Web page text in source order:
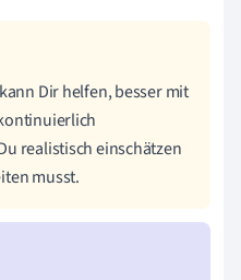
Dir helfen, besser mit
realistisch einschätzen
musst.